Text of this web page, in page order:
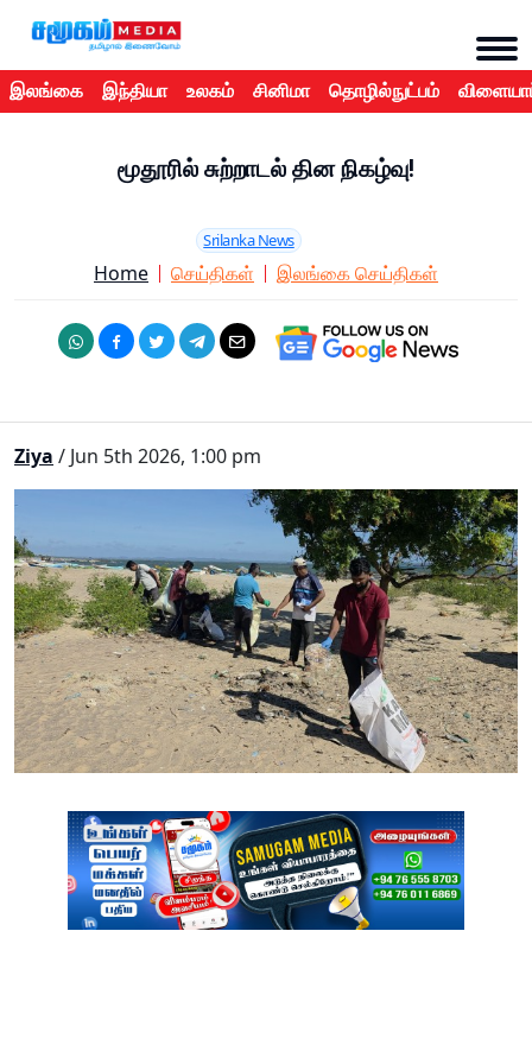
இலங்கை இந்தியா உலகம் சினிமா தொழில்நுட்பம்
மூதூரில் சுற்றாடல் தின நிகழ்வு!
Srilanka News
Home செய்திகள் இலங்கை செய்திகள்
Ziya / Jun 5th 2026, 1:00 pm